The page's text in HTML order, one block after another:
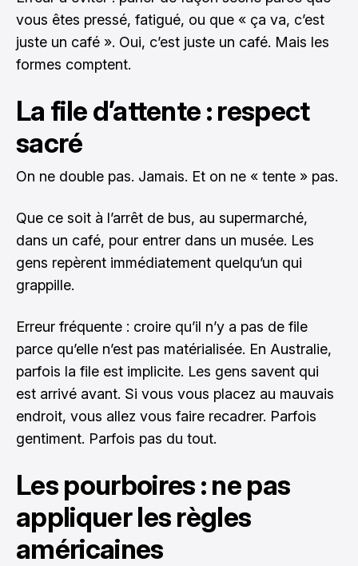
vous êtes pressé, fatigué, ou que « ça va, c’est
juste un café ». Oui, c’est juste un café. Mais les
formes comptent.
La file d’attente : respect
sacré
On ne double pas. Jamais. Et on ne « tente » pas.
Que ce soit à l’arrêt de bus, au supermarché,
dans un café, pour entrer dans un musée. Les
gens repèrent immédiatement quelqu’un qui
grappille.
Erreur fréquente : croire qu’il n’y a pas de file
parce qu’elle n’est pas matérialisée. En Australie,
parfois la file est implicite. Les gens savent qui
est arrivé avant. Si vous vous placez au mauvais
endroit, vous allez vous faire recadrer. Parfois
gentiment. Parfois pas du tout.
Les pourboires : ne pas
appliquer les règles
américaines